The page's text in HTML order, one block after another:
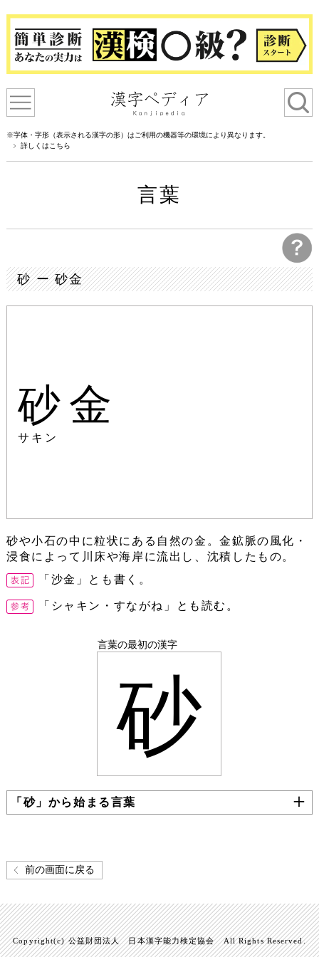
※字体・字形（表示される漢字の形）はご利用の機器等の環境により異なります。
詳しくはこちら
言葉
砂 ー 砂金
砂金
サキン
砂や小石の中に粒状にある自然の金。金鉱脈の風化・
浸食によって川床や海岸に流出し、沈積したもの。
「沙金」とも書く。
「シャキン・すながね」とも読む。
言葉の最初の漢字
砂
「砂」から始まる言葉
前の画面に戻る
Copyright(c) 公益財団法人 日本漢字能力検定協会 All Rights Reserved.